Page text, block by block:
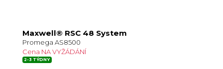
Maxwell® RSC 48 System
Promega AS8500
Cena NA VYŽÁDÁNÍ
2-3 TÝDNY